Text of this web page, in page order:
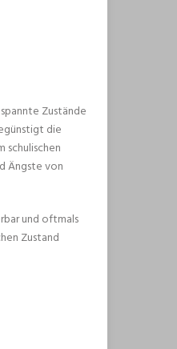
Zustände
die
schulischen
Ängste von
und oftmals
Zustand